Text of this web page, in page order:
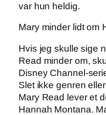
var hun heldig.
Mary minder lidt om
Hvis jeg skulle sige
Read minder om,
Disney Channel-
Slet ikke genren
Mary Read lever et
Hannah Montana.